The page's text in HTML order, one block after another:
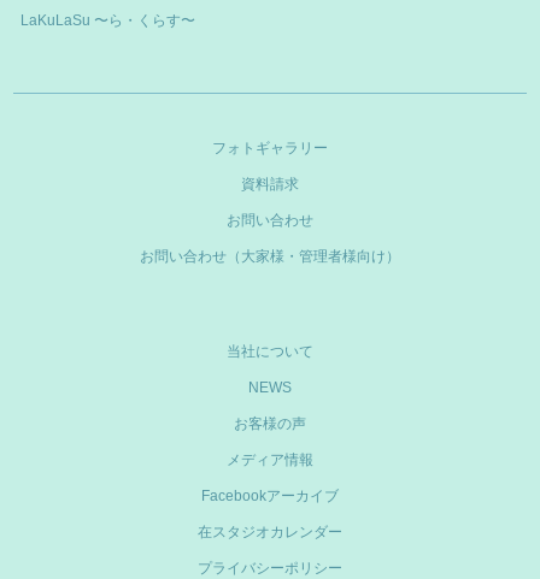
LaKuLaSu 〜ら・くらす〜
フォトギャラリー
資料請求
お問い合わせ
お問い合わせ（大家様・管理者様向け）
当社について
NEWS
お客様の声
メディア情報
Facebookアーカイブ
在スタジオカレンダー
プライバシーポリシー